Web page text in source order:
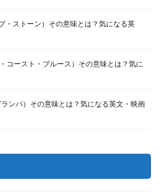
・ストーン）その意味とは？気になる英
コースト・ブルース）その意味とは？気に
ンパ）その意味とは？気になる英文・映画